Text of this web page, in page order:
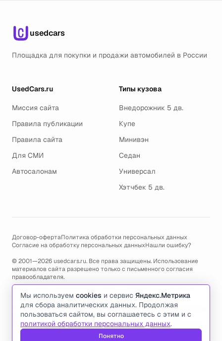
usedcars
Площадка для покупки и продажи автомобилей в России
UsedCars.ru
Миссия сайта
Правила публикации
Правила сайта
Для СМИ
Автосалонам
Типы кузова
Внедорожник 5 дв.
Купе
Минивэн
Седан
Универсал
Хэтчбек 5 дв.
Договор-офертаПолитика обработки персональных данных
Согласие на обработку персональных данныхНашли ошибку?
© 2001—2026 usedcars.ru. Все права защищены. Использование
материалов сайта разрешено только с письменного согласия
правообладателя.
Пользуясь сайтом, вы соглашаетесь с использованием cookies и
политикой обработки персональных данных.
По всем вопросам связанным с работой сайта, ошибками, глюками
и проблемами обращайтесь по адресу электронной почты
support@usedcars.ruили пишите в телеграм@usedcarsru_support
Мы используем cookies и сервис Яндекс.Метрика
для сбора аналитических данных. Продолжая
пользоваться сайтом, вы соглашаетесь с этим и с
политикой обработки персональных данных.
Понятно